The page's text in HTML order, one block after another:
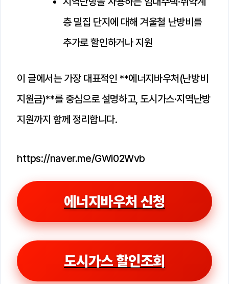
층 밀집 단지에 대해 겨울철 난방비를
추가로 할인하거나 지원
이 글에서는 가장 대표적인 **에너지바우처(난방비
지원금)**를 중심으로 설명하고, 도시가스·지역난방
지원까지 함께 정리합니다.
https://naver.me/GWi02Wvb
에너지바우처 신청
도시가스 할인조회